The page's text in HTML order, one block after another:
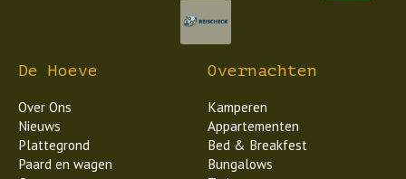
De Hoeve
Over Ons
Nieuws
Plattegrond
Paard en wagen
Overnachten
Kamperen
Appartementen
Bed & Breakfest
Bungalows